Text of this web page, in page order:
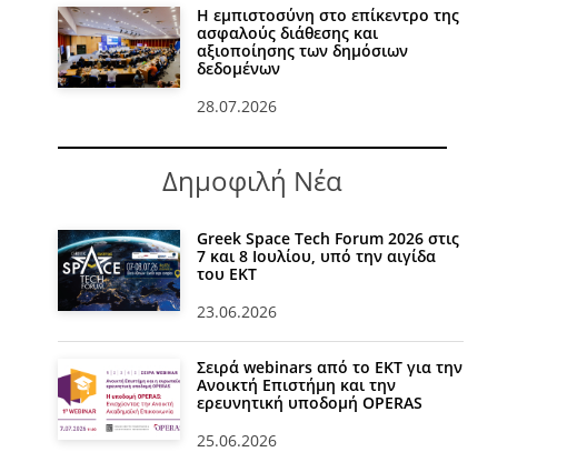
Η εμπιστοσύνη στο επίκεντρο της
ασφαλούς διάθεσης και
αξιοποίησης των δημόσιων
δεδομένων
28.07.2026
Δημοφιλή Νέα
Greek Space Tech Forum 2026 στις
7 και 8 Ιουλίου, υπό την αιγίδα
του ΕΚΤ
23.06.2026
Σειρά webinars από το ΕΚΤ για την
Ανοικτή Επιστήμη και την
ερευνητική υποδομή OPERAS
25.06.2026